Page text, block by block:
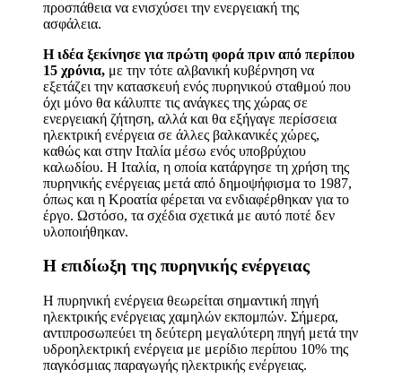
προσπάθεια να ενισχύσει την ενεργειακή της
ασφάλεια.
Η ιδέα ξεκίνησε για πρώτη φορά πριν από περίπου
15 χρόνια, με την τότε αλβανική κυβέρνηση να
εξετάζει την κατασκευή ενός πυρηνικού σταθμού που
όχι μόνο θα κάλυπτε τις ανάγκες της χώρας σε
ενεργειακή ζήτηση, αλλά και θα εξήγαγε περίσσεια
ηλεκτρική ενέργεια σε άλλες βαλκανικές χώρες,
καθώς και στην Ιταλία μέσω ενός υποβρύχιου
καλωδίου. Η Ιταλία, η οποία κατάργησε τη χρήση της
πυρηνικής ενέργειας μετά από δημοψήφισμα το 1987,
όπως και η Κροατία φέρεται να ενδιαφέρθηκαν για το
έργο. Ωστόσο, τα σχέδια σχετικά με αυτό ποτέ δεν
υλοποιήθηκαν.
Η επιδίωξη της πυρηνικής ενέργειας
Η πυρηνική ενέργεια θεωρείται σημαντική πηγή
ηλεκτρικής ενέργειας χαμηλών εκπομπών. Σήμερα,
αντιπροσωπεύει τη δεύτερη μεγαλύτερη πηγή μετά την
υδροηλεκτρική ενέργεια με μερίδιο περίπου 10% της
παγκόσμιας παραγωγής ηλεκτρικής ενέργειας.